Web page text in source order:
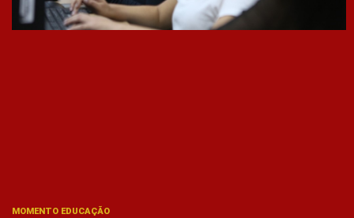
MOMENTO EDUCAÇÃO